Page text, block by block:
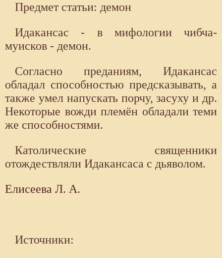
Предмет статьи: демон
Идакансас - в мифологии чибча-
муисков - демон.
Согласно преданиям, Идакансас
обладал способностью предсказывать, а
также умел напускать порчу, засуху и др.
Некоторые вожди племён обладали теми
же способностями.
Католические священники
отождествляли Идакансаса с дьяволом.
Елисеева Л. А.
Источники: